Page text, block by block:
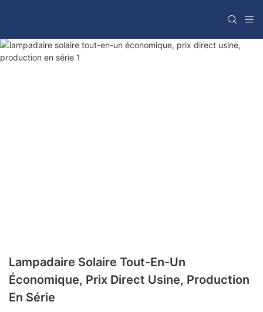
Lampadaire Solaire Tout-En-Un
Économique, Prix Direct Usine, Production
En Série